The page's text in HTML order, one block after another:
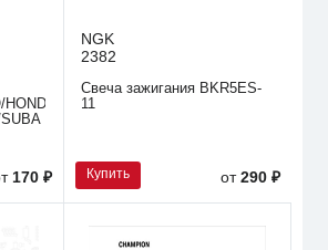
HYUNDAI/KIA/MAZDA/
170 ₽
NGK
2382
Свеча зажигания BKR5ES-
11
Купить от290 ₽